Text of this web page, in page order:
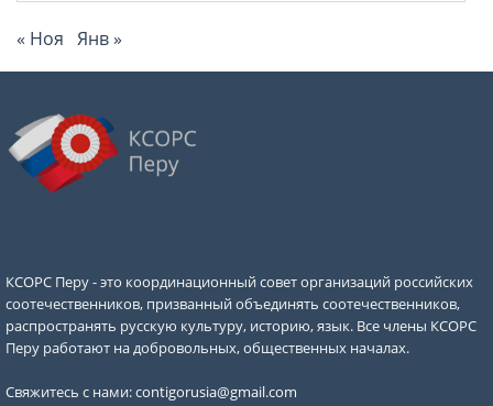
« Ноя Янв »
КСОРС Перу - это координационный совет организаций российских
соотечественников, призванный объединять соотечественников,
распространять русскую культуру, историю, язык. Все члены КСОРС
Перу работают на добровольных, общественных началах.
Свяжитесь с нами:contigorusia@gmail.com